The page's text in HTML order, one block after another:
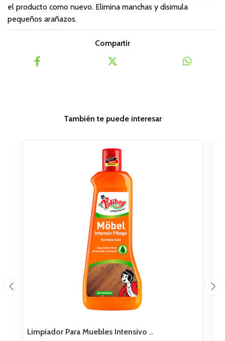
el producto como nuevo. Elimina manchas y disimula
pequeños arañazos.
Compartir
También te puede interesar
Limpiador Para Muebles Intensivo ..